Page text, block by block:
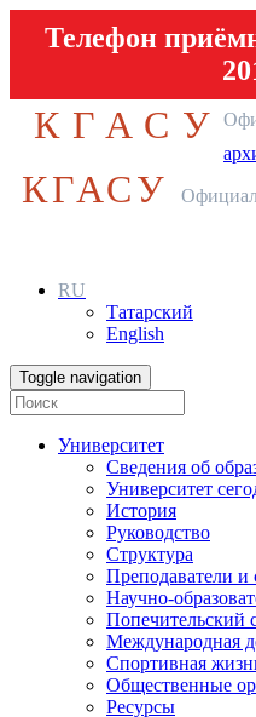
Телефон
КГАСУ
КГАСУ
RU
Татарский
English
Toggle navigation
Университет
Сведения об
Университет
История
Руководство
Структура
Преподаватели и
Научно-
Попечительский
Международная
Спортивная
Общественные
Ресурсы